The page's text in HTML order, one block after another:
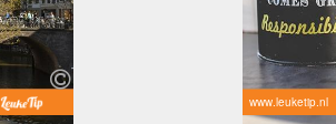
www.leuketip.nl